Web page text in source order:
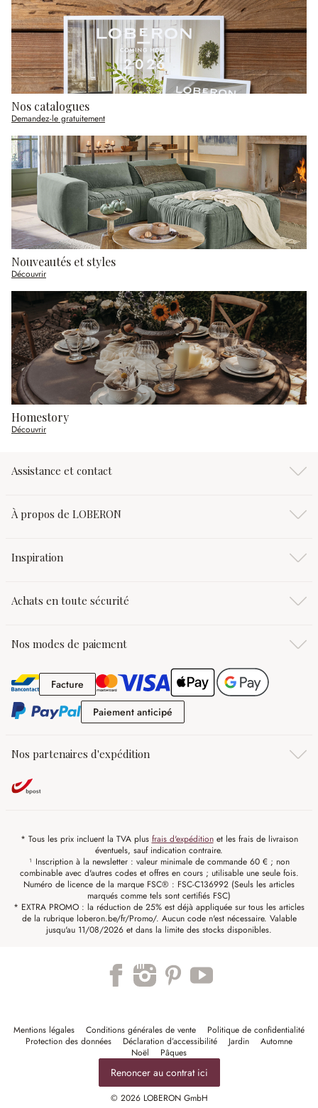
Nos catalogues
Demandez-le gratuitement
Nouveautés et styles
Découvrir
Homestory
Découvrir
Assistance et contact
À propos de LOBERON
Inspiration
Achats en toute sécurité
Nos modes de paiement
FactureFacture
Paiement anticipé
Nos partenaires d'expédition
* Tous les prix incluent la TVA plus frais d'expéditionet les frais de livraison
éventuels, sauf indication contraire.
¹ Inscription à la newsletter : valeur minimale de commande 60 € ; non
combinable avec d'autres codes et offres en cours ; utilisable une seule fois.
Numéro de licence de la marque FSC® : FSC-C136992 (Seuls les articles
marqués comme tels sont certifiés FSC)
* EXTRA PROMO : la réduction de 25% est déjà appliquée sur tous les articles
de la rubrique loberon.be/fr/Promo/. Aucun code n'est nécessaire. Valable
jusqu'au 11/08/2026 et dans la limite des stocks disponibles.
Mentions légales Conditions générales de vente
Politique de confidentialité
Protection des données
Déclaration d’accessibilité Jardin
Automne
Noël
Pâques
Renoncer au contrat ici
© 2026 LOBERON GmbH